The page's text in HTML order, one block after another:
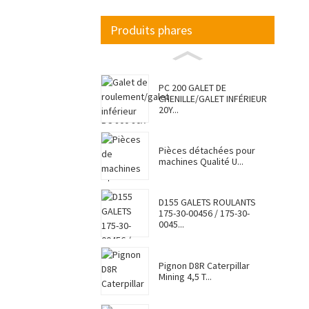
Produits phares
PC 200 GALET DE
CHENILLE/GALET INFÉRIEUR
20Y...
Pièces détachées pour
machines Qualité U...
D155 GALETS ROULANTS
175-30-00456 / 175-30-
0045...
Pignon D8R Caterpillar
Mining 4,5 T...